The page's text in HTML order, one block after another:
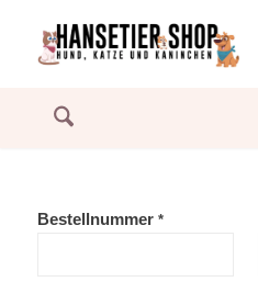
Bestellnummer *
Page URI *erforderlich